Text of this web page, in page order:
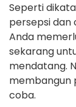
Seperti
persepsi dan
Anda
sekarang
mendatang.
membangun
coba.